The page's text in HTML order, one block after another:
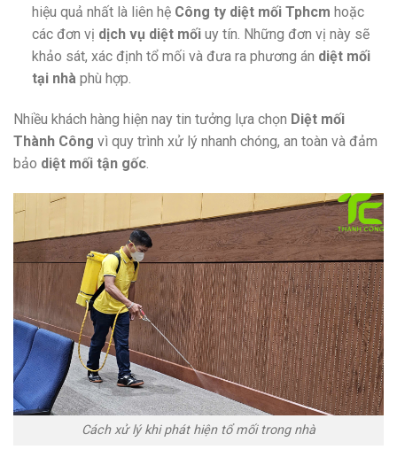
hiệu quả nhất là liên hệ Công ty diệt mối Tphcm hoặc
các đơn vị dịch vụ diệt mốiuy tín. Những đơn vị này sẽ
khảo sát, xác định tổ mối và đưa ra phương án diệt mối
tại nhàphù hợp.
Nhiều khách hàng hiện nay tin tưởng lựa chọn Diệt mối
Thành Công vì quy trình xử lý nhanh chóng, an toàn và đảm
bảo diệt mối tận gốc.
Cách xử lý khi phát hiện tổ mối trong nhà